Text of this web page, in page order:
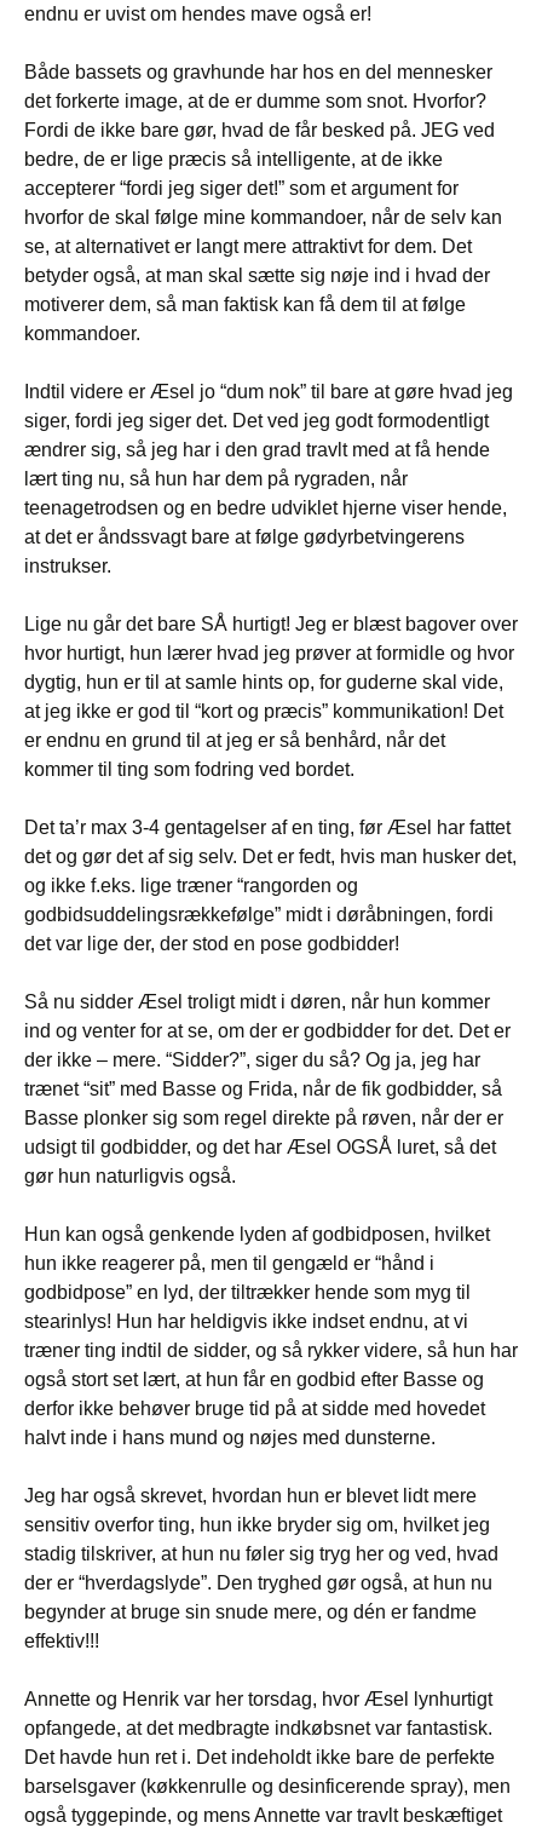
endnu er uvist om hendes mave også er!
Både bassets og gravhunde har hos en del mennesker
det forkerte image, at de er dumme som snot. Hvorfor?
Fordi de ikke bare gør, hvad de får besked på. JEG ved
bedre, de er lige præcis så intelligente, at de ikke
accepterer “fordi jeg siger det!” som et argument for
hvorfor de skal følge mine kommandoer, når de selv kan
se, at alternativet er langt mere attraktivt for dem. Det
betyder også, at man skal sætte sig nøje ind i hvad der
motiverer dem, så man faktisk kan få dem til at følge
kommandoer.
Indtil videre er Æsel jo “dum nok” til bare at gøre hvad jeg
siger, fordi jeg siger det. Det ved jeg godt formodentligt
ændrer sig, så jeg har i den grad travlt med at få hende
lært ting nu, så hun har dem på rygraden, når
teenagetrodsen og en bedre udviklet hjerne viser hende,
at det er åndssvagt bare at følge gødyrbetvingerens
instrukser.
Lige nu går det bare SÅ hurtigt! Jeg er blæst bagover over
hvor hurtigt, hun lærer hvad jeg prøver at formidle og hvor
dygtig, hun er til at samle hints op, for guderne skal vide,
at jeg ikke er god til “kort og præcis” kommunikation! Det
er endnu en grund til at jeg er så benhård, når det
kommer til ting som fodring ved bordet.
Det ta’r max 3-4 gentagelser af en ting, før Æsel har fattet
det og gør det af sig selv. Det er fedt, hvis man husker det,
og ikke f.eks. lige træner “rangorden og
godbidsuddelingsrækkefølge” midt i døråbningen, fordi
det var lige der, der stod en pose godbidder!
Så nu sidder Æsel troligt midt i døren, når hun kommer
ind og venter for at se, om der er godbidder for det. Det er
der ikke – mere. “Sidder?”, siger du så? Og ja, jeg har
trænet “sit” med Basse og Frida, når de fik godbidder, så
Basse plonker sig som regel direkte på røven, når der er
udsigt til godbidder, og det har Æsel OGSÅ luret, så det
gør hun naturligvis også.
Hun kan også genkende lyden af godbidposen, hvilket
hun ikke reagerer på, men til gengæld er “hånd i
godbidpose” en lyd, der tiltrækker hende som myg til
stearinlys! Hun har heldigvis ikke indset endnu, at vi
træner ting indtil de sidder, og så rykker videre, så hun har
også stort set lært, at hun får en godbid efter Basse og
derfor ikke behøver bruge tid på at sidde med hovedet
halvt inde i hans mund og nøjes med dunsterne.
Jeg har også skrevet, hvordan hun er blevet lidt mere
sensitiv overfor ting, hun ikke bryder sig om, hvilket jeg
stadig tilskriver, at hun nu føler sig tryg her og ved, hvad
der er “hverdagslyde”. Den tryghed gør også, at hun nu
begynder at bruge sin snude mere, og dén er fandme
effektiv!!!
Annette og Henrik var her torsdag, hvor Æsel lynhurtigt
opfangede, at det medbragte indkøbsnet var fantastisk.
Det havde hun ret i. Det indeholdt ikke bare de perfekte
barselsgaver (køkkenrulle og desinficerende spray), men
også tyggepinde, og mens Annette var travlt beskæftiget